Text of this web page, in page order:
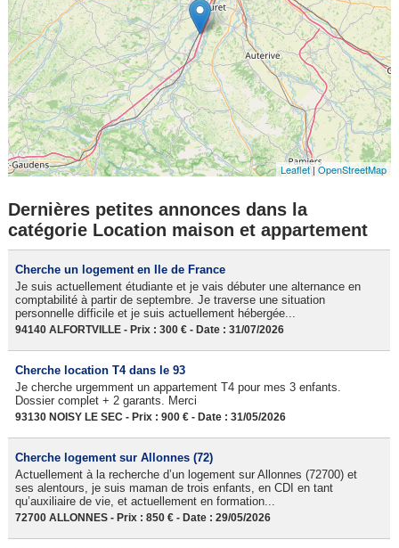
Leaflet|OpenStreetMap
Dernières petites annonces dans la
catégorie Location maison et appartement
Cherche un logement en Ile de France
Je suis actuellement étudiante et je vais débuter une alternance en
comptabilité à partir de septembre. Je traverse une situation
personnelle difficile et je suis actuellement hébergée...
94140 ALFORTVILLE - Prix : 300 € - Date : 31/07/2026
Cherche location T4 dans le 93
Je cherche urgemment un appartement T4 pour mes 3 enfants.
Dossier complet + 2 garants. Merci
93130 NOISY LE SEC - Prix : 900 € - Date : 31/05/2026
Cherche logement sur Allonnes (72)
Actuellement à la recherche d’un logement sur Allonnes (72700) et
ses alentours, je suis maman de trois enfants, en CDI en tant
qu’auxiliaire de vie, et actuellement en formation...
72700 ALLONNES - Prix : 850 € - Date : 29/05/2026